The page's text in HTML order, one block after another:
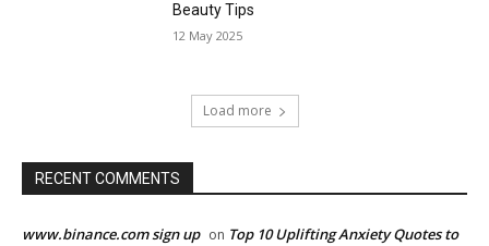
Beauty Tips
12 May 2025
Load more
RECENT COMMENTS
www.binance.com sign up on Top 10 Uplifting Anxiety Quotes to